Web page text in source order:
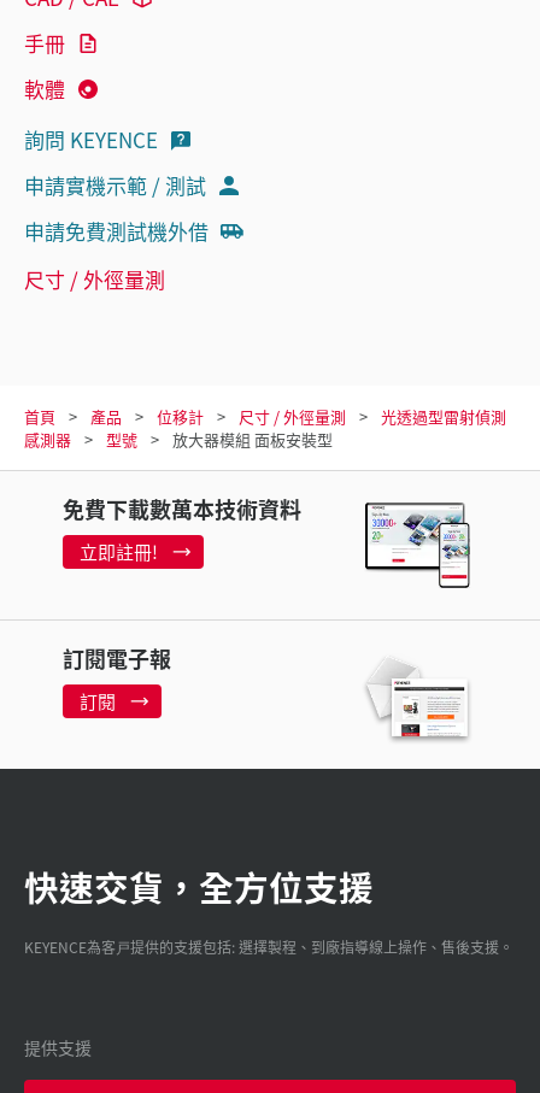
手冊
軟體
詢問 KEYENCE
申請實機示範 / 測試
申請免費測試機外借
尺寸 / 外徑量測
首頁 產品 位移計 尺寸 / 外徑量測
光透過型雷射偵測
感測器
型號 放大器模組 面板安裝型
免費下載數萬本技術資料
立即註冊!
訂閱電子報
訂閱
快速交貨，全方位支援
KEYENCE為客戸提供的支援包括: 選擇製程、到廠指導線上操作、售後支援。
提供支援